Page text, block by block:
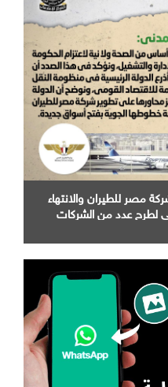
مصر للطيران والانتهاء
لطرح عدد من الشركات